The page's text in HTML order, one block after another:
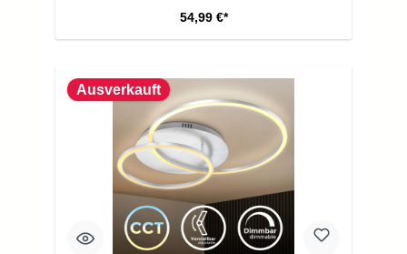
54,99 €*
Ausverkauft